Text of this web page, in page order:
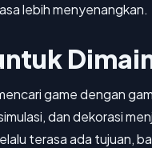
lebih menyenangkan.
game dengan
dan dekorasi
terasa ada tujuan,